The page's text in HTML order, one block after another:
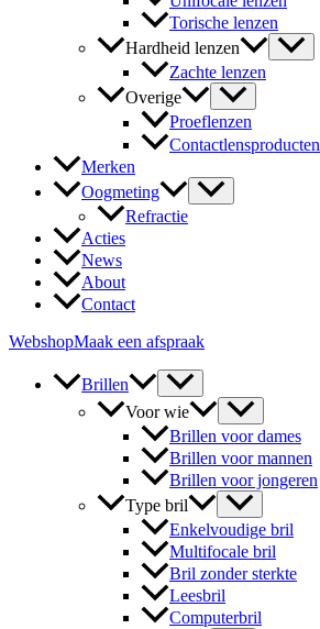
Torische lenzen
Hardheid lenzen
Zachte lenzen
Overige
Proeflenzen
Contactlensproducten
Merken
Oogmeting
Refractie
Acties
News
About
Contact
WebshopMaak een afspraak
Brillen
Voor wie
Brillen voor dames
Brillen voor mannen
Brillen voor jongeren
Type bril
Enkelvoudige bril
Multifocale bril
Bril zonder sterkte
Leesbril
Computerbril